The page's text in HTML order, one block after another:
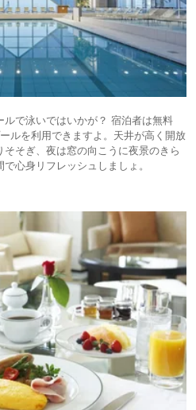
で泳いではいかが？ 宿泊者は無料
ルを利用できますよ。天井が高く開放
そぎ、夜は窓の向こうに夜景のきら
心身リフレッシュしましょ。